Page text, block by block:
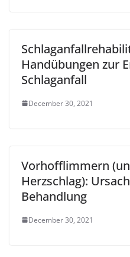
Handübungen zur
Schlaganfall
December 30, 2021
Vorhofflimmern
Herzschlag):
Behandlung
December 30, 2021